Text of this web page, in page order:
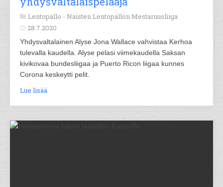
Lentopallo - Naisten Lentopallon Mestaruusliiga
28.7.2020
Yhdysvaltalainen Alyse Jona Wallace vahvistaa Kerhoa
tulevalla kaudella. Alyse pelasi viimekaudella Saksan
kivikovaa bundesliigaa ja Puerto Ricon liigaa kunnes
Corona keskeytti pelit.
Lue lisää